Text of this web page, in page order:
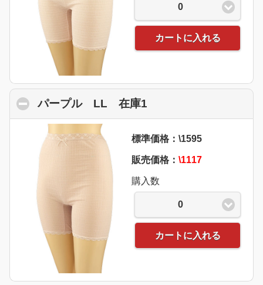
0
カートに入れる
パープル LL 在庫1
標準価格：\1595
販売価格： \1117
購入数
0
カートに入れる